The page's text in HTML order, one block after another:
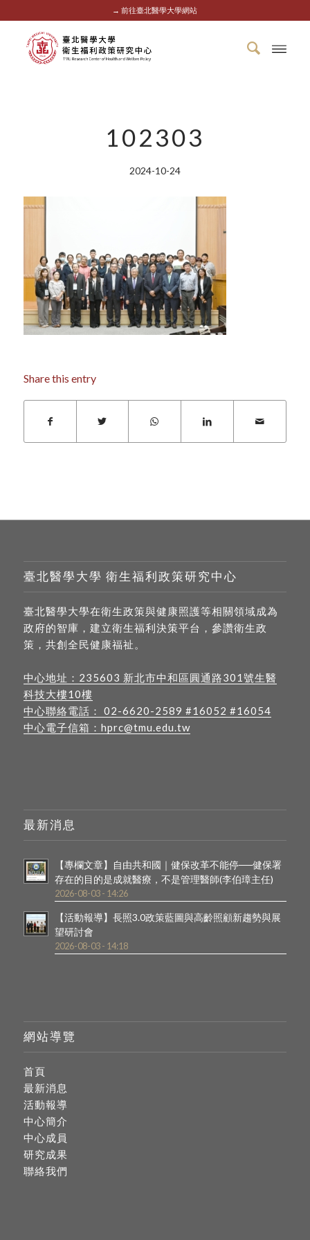
→ 前往臺北醫學大學網站
102303
2024-10-24
Share this entry
臺北醫學大學 衛生福利政策研究中心
臺北醫學大學在衛生政策與健康照護等相關領域成為
政府的智庫，建立衛生福利決策平台，參讚衛生政
策，共創全民健康福祉。
中心地址： 235603 新北市中和區圓通路301號生醫
科技大樓10樓
中心聯絡電話： 02-6620-2589 #16052 #16054
中心電子信箱： hprc@tmu.edu.tw
最新消息
【專欄文章】自由共和國｜健保改革不能停──健保署
存在的目的是成就醫療，不是管理醫師(李伯璋主任)
2026-08-03 - 14:26
【活動報導】長照3.0政策藍圖與高齡照顧新趨勢與展
望研討會
2026-08-03 - 14:18
網站導覽
首頁
最新消息
活動報導
中心簡介
中心成員
研究成果
聯絡我們